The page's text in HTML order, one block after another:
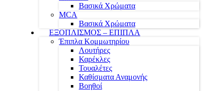
Βασικά Χρώματα
MCA
Βασικά Χρώματα
ΕΞΟΠΛΙΣΜΟΣ – ΕΠΙΠΛΑ
Έπιπλα Κομμωτηρίου
Λουτήρες
Καρέκλες
Τουαλέτες
Καθίσματα Αναμονής
Βοηθοί